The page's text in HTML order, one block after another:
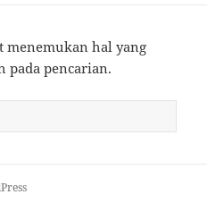
menemukan hal yang
pada pencarian.